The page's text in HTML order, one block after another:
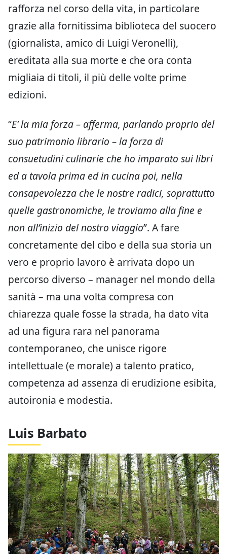
rafforza nel corso della vita, in particolare
grazie alla fornitissima biblioteca del suocero
(giornalista, amico di Luigi Veronelli),
ereditata alla sua morte e che ora conta
migliaia di titoli, il più delle volte prime
edizioni.
“E’ la mia forza – afferma, parlando proprio del
suo patrimonio librario – la forza di
consuetudini culinarie che ho imparato sui libri
ed a tavola prima ed in cucina poi, nella
consapevolezza che le nostre radici, soprattutto
quelle gastronomiche, le troviamo alla fine e
non all’inizio del nostro viaggio”. A fare
concretamente del cibo e della sua storia un
vero e proprio lavoro è arrivata dopo un
percorso diverso – manager nel mondo della
sanità – ma una volta compresa con
chiarezza quale fosse la strada, ha dato vita
ad una figura rara nel panorama
contemporaneo, che unisce rigore
intellettuale (e morale) a talento pratico,
competenza ad assenza di erudizione esibita,
autoironia e modestia.
Luis Barbato